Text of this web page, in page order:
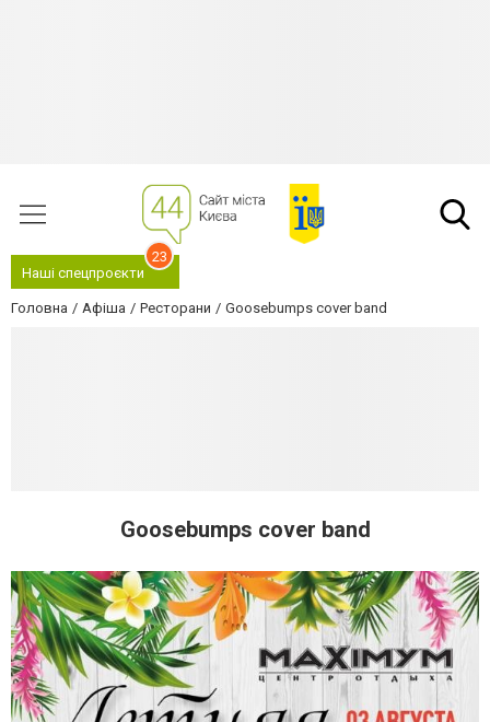
Наші спецпроєкти
23
Головна Афіша Ресторани Goosebumps cover band
Goosebumps cover band